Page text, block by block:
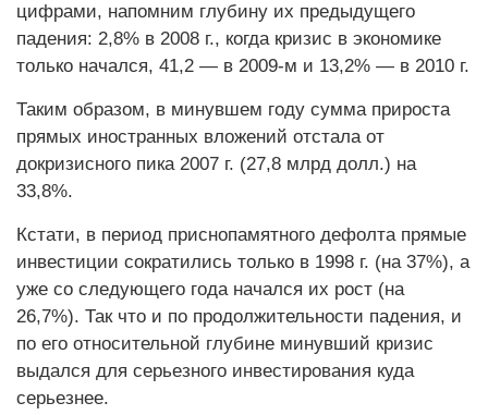
цифрами, напомним глубину их предыдущего
падения: 2,8% в 2008 г., когда кризис в экономике
только начался, 41,2 — в 2009-м и 13,2% — в 2010 г.
Таким образом, в минувшем году сумма прироста
прямых иностранных вложений отстала от
докризисного пика 2007 г. (27,8 млрд долл.) на
33,8%.
Кстати, в период приснопамятного дефолта прямые
инвестиции сократились только в 1998 г. (на 37%), а
уже со следующего года начался их рост (на
26,7%). Так что и по продолжительности падения, и
по его относительной глубине минувший кризис
выдался для серьезного инвестирования куда
серьезнее.